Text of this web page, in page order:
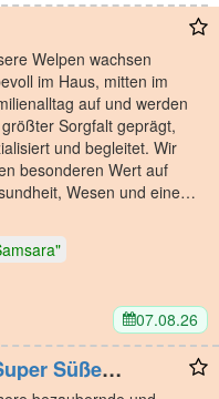
Welpen wachsen
im Haus, mitten im
auf und werden
Sorgfalt geprägt,
und begleitet. Wir
besonderen Wert auf
Wesen und eine…
07.08.26
Süße